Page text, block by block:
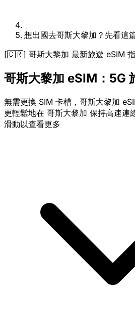
想出國去哥斯大黎加？先看這
[🇨🇷] 哥斯大黎加 最新旅遊 eSIM
哥斯大黎加 eSIM：5G
無需更換 SIM 卡槽，哥斯大黎加
更輕鬆地在 哥斯大黎加 保持高速連線
滑動以查看更多